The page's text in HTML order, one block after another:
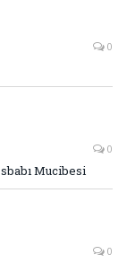
0
0
Mucibesi
0